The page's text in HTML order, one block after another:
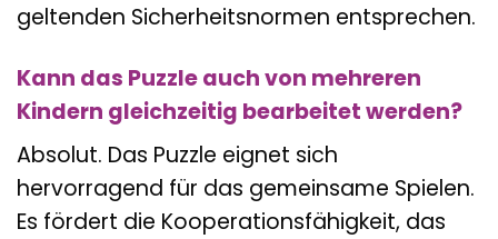
geltenden Sicherheitsnormen entsprechen.
Kann das Puzzle auch von mehreren
Kindern gleichzeitig bearbeitet werden?
Absolut. Das Puzzle eignet sich
hervorragend für das gemeinsame Spielen.
Es fördert die Kooperationsfähigkeit, das